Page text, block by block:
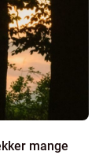
mange